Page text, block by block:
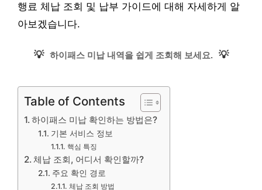
행료 체납 조회 및 납부 가이드에 대해 자세하게 알
아보겠습니다.
💡 하이패스 미납 내역을 쉽게 조회해 보세요. 💡
Table of Contents
하이패스 미납 확인하는 방법은?
기본 서비스 정보
핵심 특징
체납 조회, 어디서 확인할까?
주요 확인 경로
체납 조회 방법